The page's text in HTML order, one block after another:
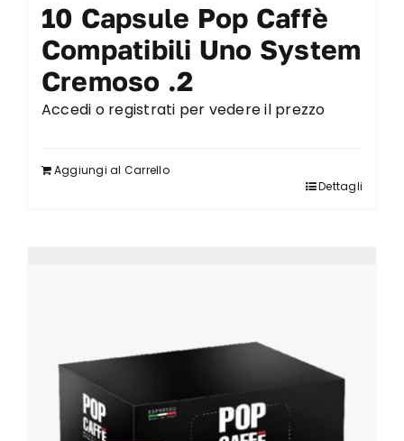
10 Capsule Pop Caffè
Compatibili Uno System
Cremoso .2
Accedi o registrati per vedere il prezzo
Aggiungi al Carrello
Dettagli